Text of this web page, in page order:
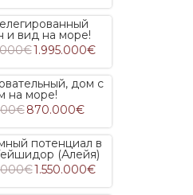
и вид на море!
1.995.000€
дом с
на море!
870.000€
потенциал в
(Алейя)
1.550.000€